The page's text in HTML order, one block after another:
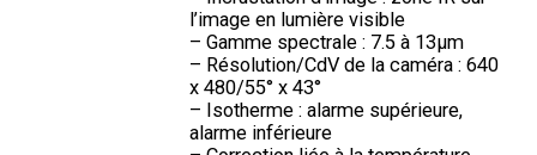
l’image en lumière visible
– Gamme spectrale : 7.5 à 13µm
– Résolution/CdV de la caméra : 640
x 480/55° x 43°
– Isotherme : alarme supérieure,
alarme inférieure